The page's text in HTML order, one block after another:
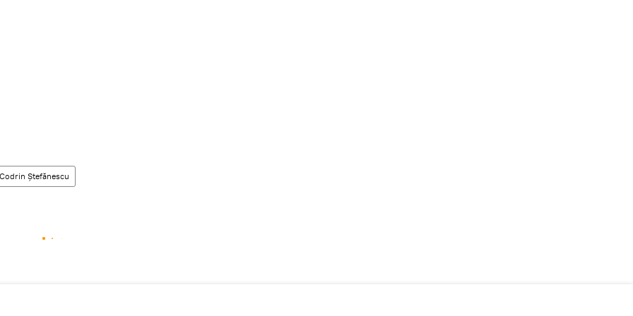
Codrin Ștefănescu